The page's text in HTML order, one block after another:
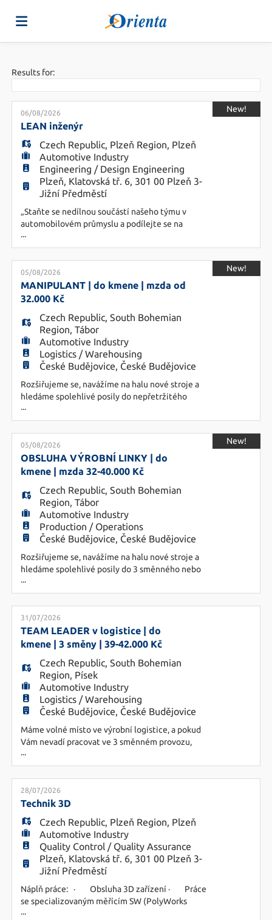
Job
list
Upload
your
CV
Login
Language
EN
FR
IT
DE
ES
PL
CS
HU
Results for:
06/08/2026
LEAN inženýr
Czech Republic, Plzeň Region, Plzeň
Automotive Industry
Engineering / Design Engineering
Plzeň, Klatovská tř. 6, 301 00 Plzeň 3-
Jižní Předměstí
„Staňte se nedílnou součástí našeho týmu v
automobilovém průmyslu a podílejte se na
navrhování a implementaci inovativních řešení,
která zlepší efektivitu výrobních procesů." Náplň
práce: · navrhování a implementace opatření
pro optimalizaci procesů v závodě · úzká
spolupráce s ostatními odděleními s cílem
zefektivnit výrobu ·
...
New!
05/08/2026
MANIPULANT | do kmene | mzda od
32.000 Kč
Czech Republic, South Bohemian
Region, Tábor
Automotive Industry
Logistics / Warehousing
České Budějovice, České Budějovice
Rozšiřujeme se, navážíme na halu nové stroje a
hledáme spolehlivé posily do nepřetržitého
provozu. A nastoupit můžete klidně hned.
NÁPLŇ PRÁCE: • Příprava materiálu a dalších
komponentů pro výrobu, zásobování výroby,
odvoz hotových výrobků z haly na sklad, práce se
čtečkou, manipulační technikou •
Nepřetržitý provoz 1
...
New!
05/08/2026
OBSLUHA VÝROBNÍ LINKY | do
kmene | mzda 32-40.000 Kč
Czech Republic, South Bohemian
Region, Tábor
Automotive Industry
Production / Operations
České Budějovice, České Budějovice
Rozšiřujeme se, navážíme na halu nové stroje a
hledáme spolehlivé posily do 3 směnného nebo
nepřetržitého provozu. Práce je vhodná pro ženy i
muže. A nastoupit můžete klidně hned. NÁPLŇ
PRÁCE: · Obsluha výrobní linky, odebírání
hotových kusů, ruční vyřezání dílů · NEBO
kontrola kvality, dokončovací operace,
začišťování, kompleta
...
New!
31/07/2026
TEAM LEADER v logistice | do
kmene | 3 směny | 39-42.000 Kč
Czech Republic, South Bohemian
Region, Písek
Automotive Industry
Logistics / Warehousing
České Budějovice, České Budějovice
Máme volné místo ve výrobní logistice, a pokud
Vám nevadí pracovat ve 3 směnném provozu,
podívejte se na další informace. NÁPLŇ PRÁCE:
• Vedení týmu cca 10 manipulantů, tzn.
organizovat jejich práci na směně, zajistit plynulé
zásobování výroby materiálem a odvoz hotových
výrobků do skladu, dohled nad expedicí výrobků
...
28/07/2026
Technik 3D
Czech Republic, Plzeň Region, Plzeň
Automotive Industry
Quality Control / Quality Assurance
Plzeň, Klatovská tř. 6, 301 00 Plzeň 3-
Jižní Předměstí
Náplň práce: · Obsluha 3D zařízení · Práce
se specializovaným měřícím SW (PolyWorks
Inspetor) · Tvorba návodek měřících přípravků
...